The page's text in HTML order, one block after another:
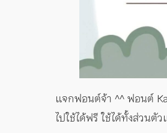
แจกฟอนต์จ้า ^^ ฟอนต์
ไปใช้ได้ฟรี ใช้ได้ทั้งส่วนตั